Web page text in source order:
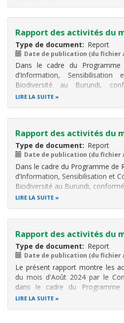
Rapport des activités du
Type de document Report
Date de publication (du fichier /
Dans le cadre du Programme
d’Information,
Biodiversité au Burundi,
attribuées au Consultant CHM,
LIRE LA SUITE
Rapport des activités du
Type de document Report
Date de publication (du fichier /
Dans le cadre du Programme de
d’Information, Sensibilisation et
Biodiversité au Burundi,
attribuées au Consultant CHM, il
LIRE LA SUITE
Rapport des activités du
Type de document Report
Date de publication (du fichier /
Le présent rapport montre les
du mois d'Août 2024 par le
dans le cadre du Programme
d’Information,
LIRE LA SUITE